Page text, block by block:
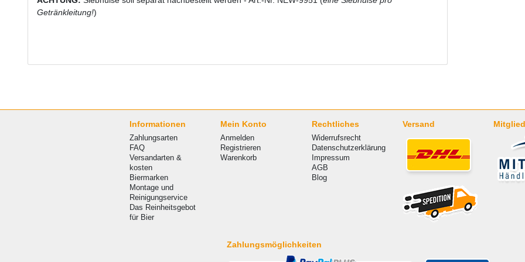
Getränkleitung!)
Informationen
Zahlungsarten
FAQ
Versandarten &
kosten
Biermarken
Montage und
Reinigungservice
Das Reinheitsgebot
für Bier
Mein Konto
Anmelden
Registrieren
Warenkorb
Rechtliches
Widerrufsrecht
Datenschutzerklärung
Impressum
AGB
Blog
Versand
Zahlungsmöglichkeiten